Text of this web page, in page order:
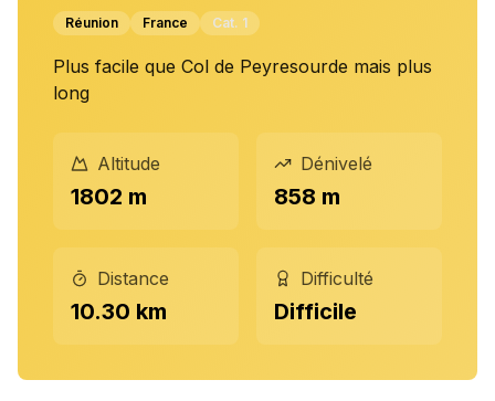
Réunion France Cat. 1
Plus facile que Col de Peyresourde mais plus
long
Altitude
1802 m
Dénivelé
858 m
Distance
10.30 km
Difficulté
Difficile